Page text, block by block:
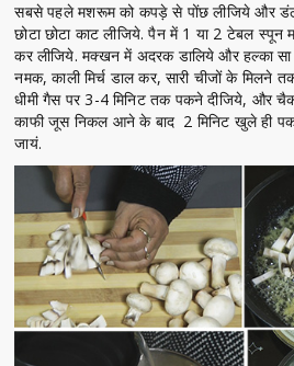
सबसे पहले मशरूम को कपड़े से पोंछ लीजिये और
छोटा छोटा काट लीजिये. पैन में 1 या 2 टेबल
कर लीजिये. मक्खन में अदरक डालिये और हल्का
नमक, काली मिर्च डाल कर, सारी चीजों के मिलने
धीमी गैस पर 3-4 मिनिट तक पकने दीजिये, और
काफी जूस निकल आने के बाद 2 मिनिट खुले ही
जायं.